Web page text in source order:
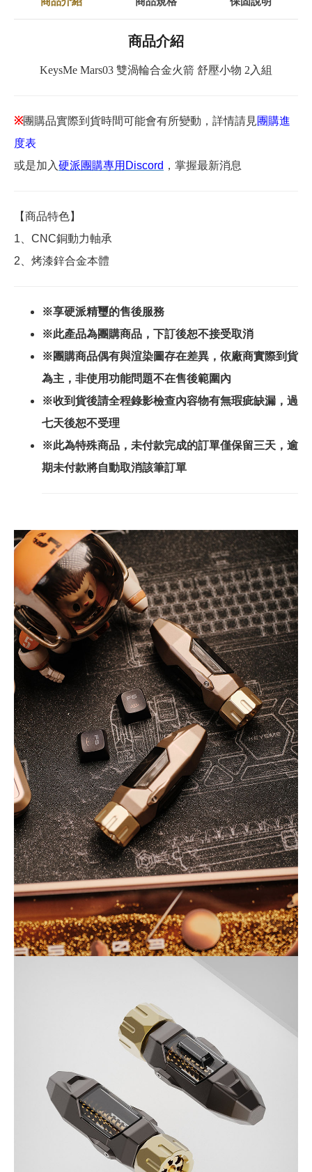
商品介紹
KeysMe Mars03 雙渦輪合金火箭 舒壓小物 2入組
※團購品實際到貨時間可能會有所變動，詳情請見團購進
度表
或是加入硬派團購專用Discord ，掌握最新消息
【商品特色】
1、CNC銅動力軸承
2、烤漆鋅合金本體
※享硬派精璽的售後服務
※此產品為團購商品，下訂後恕不接受取消
※團購商品偶有與渲染圖存在差異，依廠商實際到貨
為主，非使用功能問題不在售後範圍內
※收到貨後請全程錄影檢查內容物有無瑕疵缺漏，過
七天後恕不受理
※此為特殊商品，未付款完成的訂單僅保留三天，逾
期未付款將自動取消該筆訂單